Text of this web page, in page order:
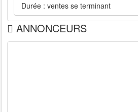
ANNONCEURS